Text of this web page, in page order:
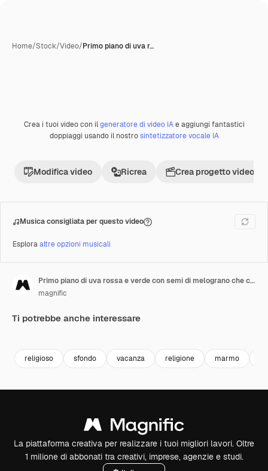
Home/Stock/Video/Primo piano di uva r…
Crea i tuoi video con ilgeneratore di video IAe aggiungi fantastici
doppiaggi usando il nostrosintetizzatore vocale IA
Modifica video Ricrea Crea progetto video
Musica consigliata per questo video
Esploraaltre opzioni musicali
Primo piano di uva rossa e verde con semi di melograno che celebra la festa musulmana dell'Eid
magnific
Ti potrebbe anche interessare
religioso sfondo vacanza religione marmo
La piattaforma creativa per realizzare i tuoi migliori lavori. Oltre
1 milione di abbonati tra creativi, imprese, agenzie e studi.